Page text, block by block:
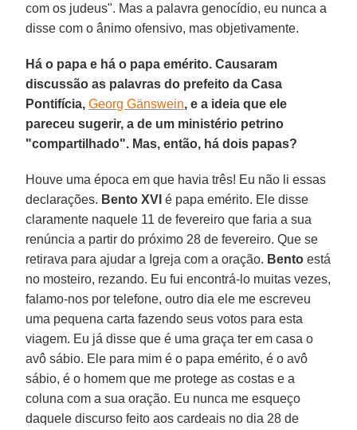
com os judeus". Mas a palavra genocídio, eu nunca a
disse com o ânimo ofensivo, mas objetivamente.
Há o papa e há o papa emérito. Causaram
discussão as palavras do prefeito da Casa
Pontifícia,Georg Gänswein, e a ideia que ele
pareceu sugerir, a de um ministério petrino
"compartilhado". Mas, então, há dois papas?
Houve uma época em que havia três! Eu não li essas
declarações. Bento XVI é papa emérito. Ele disse
claramente naquele 11 de fevereiro que faria a sua
renúncia a partir do próximo 28 de fevereiro. Que se
retirava para ajudar a Igreja com a oração. Bento está
no mosteiro, rezando. Eu fui encontrá-lo muitas vezes,
falamo-nos por telefone, outro dia ele me escreveu
uma pequena carta fazendo seus votos para esta
viagem. Eu já disse que é uma graça ter em casa o
avô sábio. Ele para mim é o papa emérito, é o avô
sábio, é o homem que me protege as costas e a
coluna com a sua oração. Eu nunca me esqueço
daquele discurso feito aos cardeais no dia 28 de